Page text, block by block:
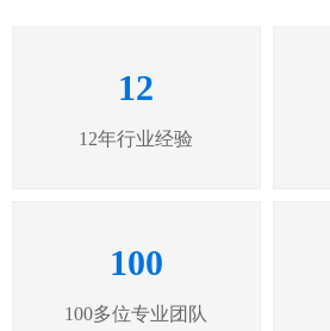
12
12年行业经验
100
100多位专业团队